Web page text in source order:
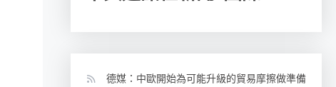
德媒：中歐開始為可能升級的貿易摩擦做準備